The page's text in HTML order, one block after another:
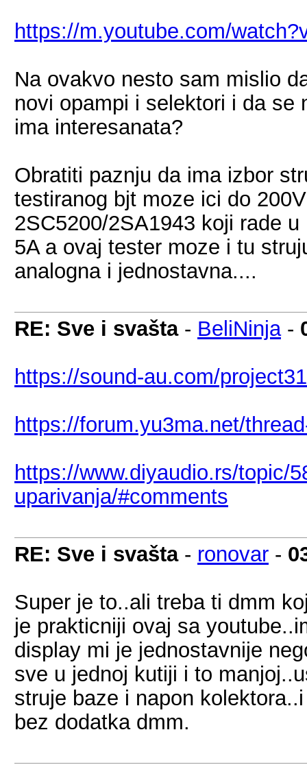
https://m.youtube.com/
Na ovakvo nesto sam mislio
novi opampi i selektori i da se
ima interesanata?
Obratiti paznju da ima izbor
testiranog bjt moze ici do
2SC5200/2SA1943 koji rade
5A a ovaj tester moze i tu
analogna i jednostavna....
RE: Sve i svašta- BeliNinja-
https://sound-au.com/
https://forum.yu3ma.net/
https://www.diyaudio.rs/topic/
uparivanja/#comments
RE: Sve i svašta- ronovar -
Super je to..ali treba ti dmm
je prakticniji ovaj sa
display mi je jednostavnije
sve u jednoj kutiji i to
struje baze i napon
bez dodatka dmm.